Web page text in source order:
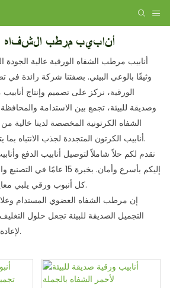
أنابيب مرطب الشفاه
أنابيب مرطب الشفاه الورقية عالية الجودة
وثيقًا بالوعي البيئي. بصفتنا شركة رائدة في
الورقية، نركز على تصميم وإنتاج
وصديقة للبيئة، تجمع بين الاستدامة
الشفاه الكرتونية المخصصة لدينا خالية
أنابيب الكرتون المتجددة لجذب الانتباه بما يتناسب مع علامتك التجارية.
نقدم لكم حلاً شاملاً لتوصيل أنابيب الدفع
إليكم بأسرع وأمان. بخبرة 15
كل أنبوب ورقي يلبي معايير الجودة والبيئة الصارمة.
إن مرطب الشفاه العضوي المستدام
التجميل الصديقة للبيئة تجعل حلول
لإعادة التدوير وموجهة للتفاصيل.